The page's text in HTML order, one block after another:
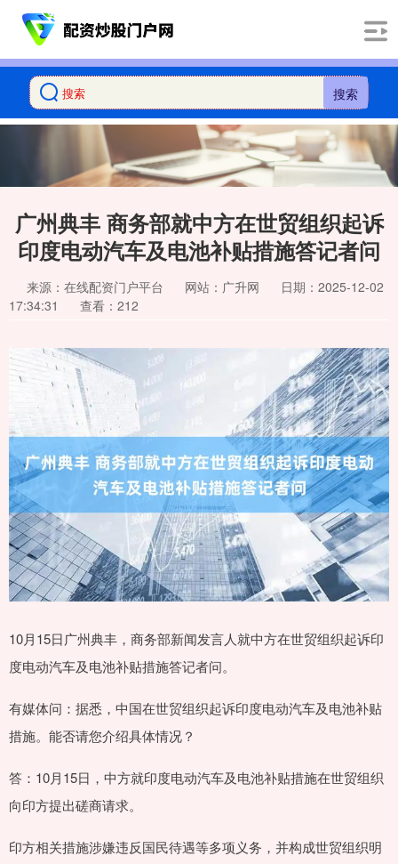
搜索
广州典丰 商务部就中方在世贸组织起诉
印度电动汽车及电池补贴措施答记者问
来源：在线配资门户平台 网站：广升网
日期：2025-12-02
17:34:31
查看：212
10月15日广州典丰，商务部新闻发言人就中方在世贸组织起诉印
度电动汽车及电池补贴措施答记者问。
有媒体问：据悉，中国在世贸组织起诉印度电动汽车及电池补贴
措施。能否请您介绍具体情况？
答：10月15日，中方就印度电动汽车及电池补贴措施在世贸组织
向印方提出磋商请求。
印方相关措施涉嫌违反国民待遇等多项义务，并构成世贸组织明